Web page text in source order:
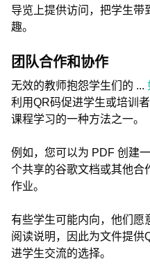
导览上提供访问，把学生带
趣。
团队合作和协作
无效的教师抱怨学生们的 ...
利用QR码促进学生或培训
课程学习的一种方法之一。
例如，您可以为 PDF 创建
个共享的谷歌文档或其他合
作业。
有些学生可能内向，他们愿
阅读说明，因此为文件提供
进学生交流的选择。